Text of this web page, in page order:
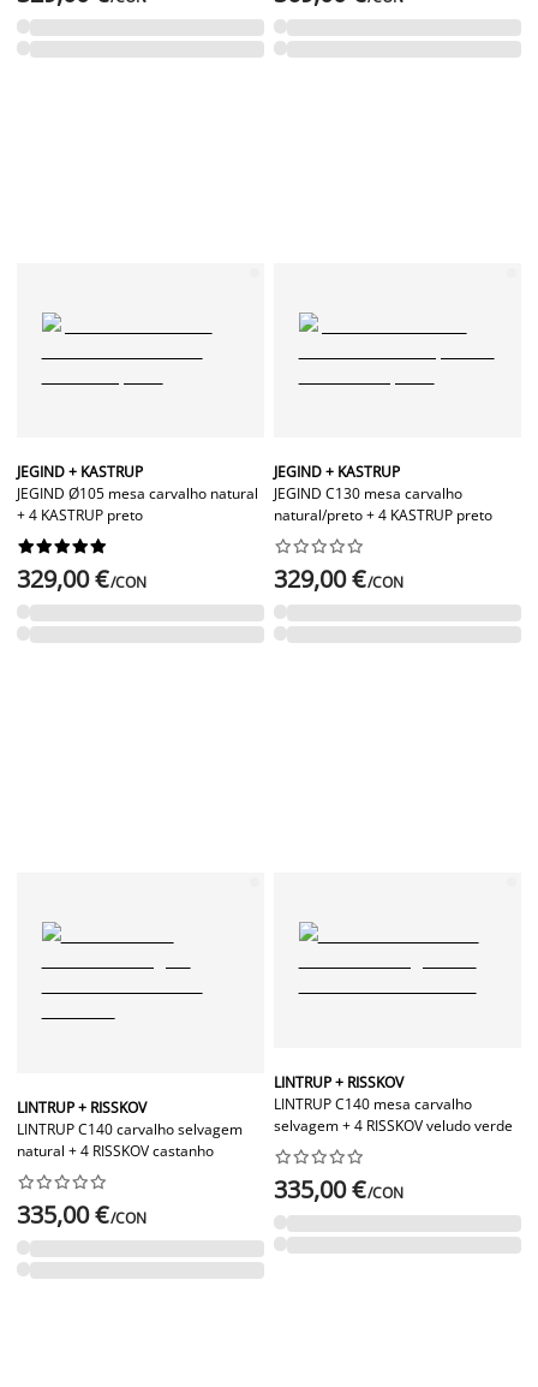
JEGIND + KASTRUP
JEGIND Ø105 mesa carvalho natural
+ 4 KASTRUP preto






329,00 €/CON
JEGIND + KASTRUP
JEGIND C130 mesa carvalho
natural/preto + 4 KASTRUP preto






329,00 €/CON
LINTRUP + RISSKOV
LINTRUP C140 carvalho selvagem
natural + 4 RISSKOV castanho






335,00 €/CON
LINTRUP + RISSKOV
LINTRUP C140 mesa carvalho
selvagem + 4 RISSKOV veludo verde






335,00 €/CON